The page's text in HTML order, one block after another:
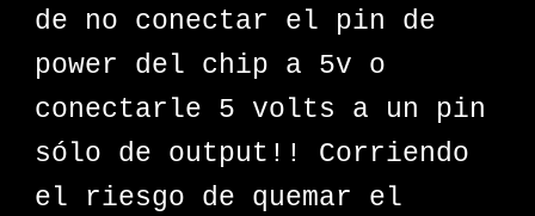
de no conectar el pin de
power del chip a 5v o
conectarle 5 volts a un pin
sólo de output!! Corriendo
el riesgo de quemar el